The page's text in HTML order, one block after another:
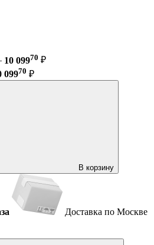
10 09970 ₽
09970 ₽
В корзину
Доставка по Москве